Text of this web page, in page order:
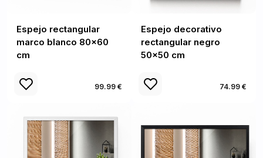
Espejo rectangular
marco blanco 80x60
cm
99.99 €
Espejo decorativo
rectangular negro
50x50 cm
74.99 €